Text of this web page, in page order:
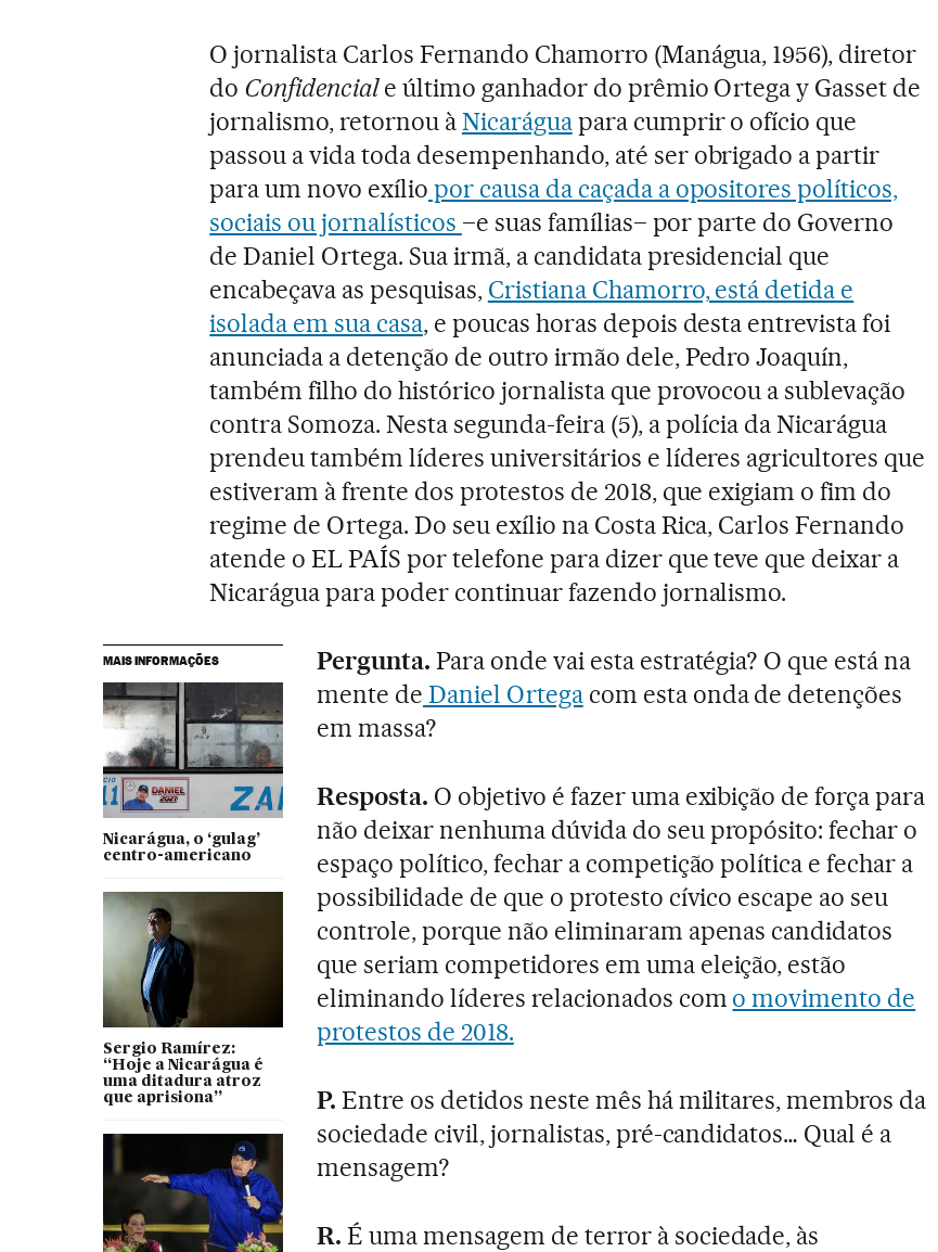
O jornalista Carlos Fernando Chamorro (Manágua, 1956), diretor
do Confidenciale último ganhador do prêmio Ortega y Gasset de
jornalismo, retornou àNicaráguapara cumprir o ofício que
passou a vida toda desempenhando, até ser obrigado a partir
para um novo exílio por causa da caçada a opositores políticos,
sociais ou jornalísticos –e suas famílias– por parte do Governo
de Daniel Ortega. Sua irmã, a candidata presidencial que
encabeçava as pesquisas, Cristiana Chamorro, está detida e
isolada em sua casa, e poucas horas depois desta entrevista foi
anunciada a detenção de outro irmão dele, Pedro Joaquín,
também filho do histórico jornalista que provocou a sublevação
contra Somoza. Nesta segunda-feira (5), a polícia da Nicarágua
prendeu também líderes universitários e líderes agricultores que
estiveram à frente dos protestos de 2018, que exigiam o fim do
regime de Ortega. Do seu exílio na Costa Rica, Carlos Fernando
atende o EL PAÍS por telefone para dizer que teve que deixar a
Nicarágua para poder continuar fazendo jornalismo.
MAIS INFORMAÇÕES
Nicarágua, o ‘gulag’
centro-americano
Sergio Ramírez:
“Hoje a Nicarágua é
uma ditadura atroz
que aprisiona”
Pergunta. Para onde vai esta estratégia? O que está na
mente de Daniel Ortegacom esta onda de detenções
em massa?
Resposta. O objetivo é fazer uma exibição de força para
não deixar nenhuma dúvida do seu propósito: fechar o
espaço político, fechar a competição política e fechar a
possibilidade de que o protesto cívico escape ao seu
controle, porque não eliminaram apenas candidatos
que seriam competidores em uma eleição, estão
eliminando líderes relacionados com o movimento de
protestos de 2018.
P. Entre os detidos neste mês há militares, membros da
sociedade civil, jornalistas, pré-candidatos… Qual é a
mensagem?
R.É uma mensagem de terror à sociedade, às